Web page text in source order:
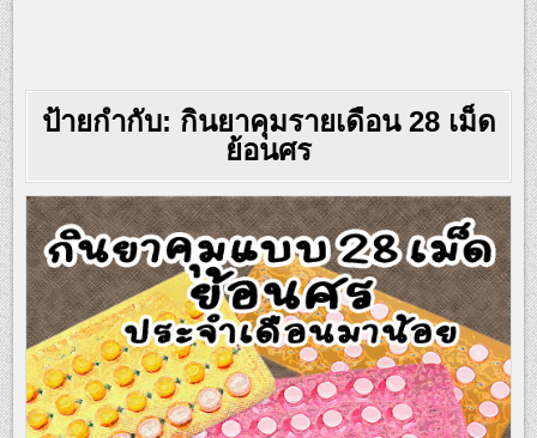
ป้ายกำกับ: กินยาคุมรายเดือน 28 เม็ด
ย้อนศร